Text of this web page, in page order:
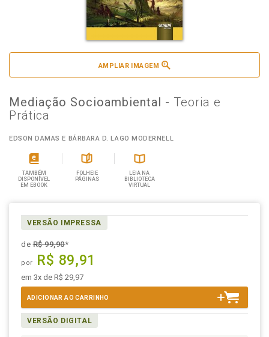
AMPLIAR IMAGEM
Mediação Socioambiental - Teoria e
Prática
EDSON DAMAS E BÁRBARA D. LAGO MODERNELL
TAMBÉM
DISPONÍVEL
EM EBOOK
FOLHEIE
PÁGINAS
LEIA NA
BIBLIOTECA
VIRTUAL
VERSÃO IMPRESSA
deR$ 99,90*
por R$ 89,91
em 3x de R$ 29,97
ADICIONAR AO CARRINHO
VERSÃO DIGITAL